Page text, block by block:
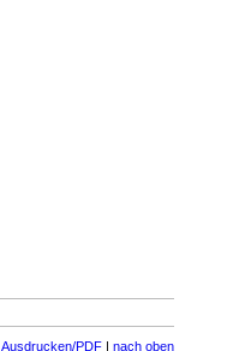
Ausdrucken/PDF | nach oben